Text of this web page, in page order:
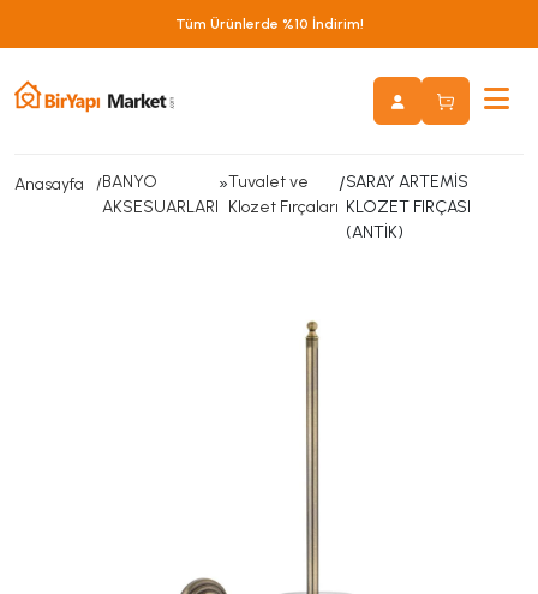
Tüm Ürünlerde %10 İndirim!
Anasayfa
BANYO
AKSESUARLARI
»Tuvalet ve
Klozet Fırçaları
/SARAY ARTEMİS
KLOZET FIRÇASI
(ANTİK)